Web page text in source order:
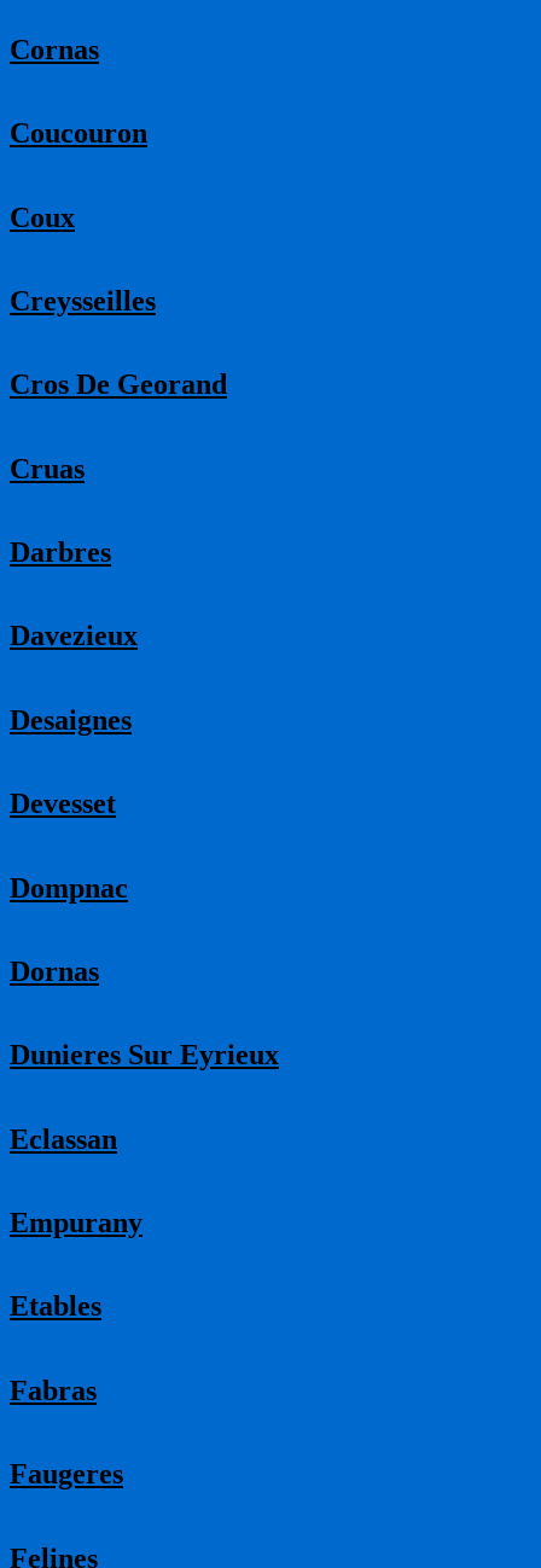
Cornas
Coucouron
Coux
Creysseilles
Cros De Georand
Cruas
Darbres
Davezieux
Desaignes
Devesset
Dompnac
Dornas
Dunieres Sur Eyrieux
Eclassan
Empurany
Etables
Fabras
Faugeres
Felines